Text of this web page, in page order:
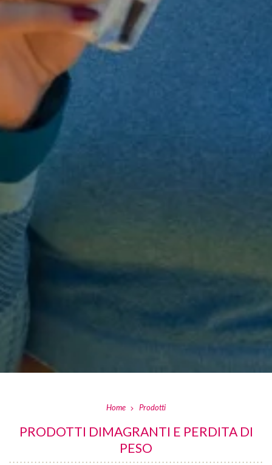
Home Prodotti
PRODOTTI DIMAGRANTI E PERDITA DI
PESO